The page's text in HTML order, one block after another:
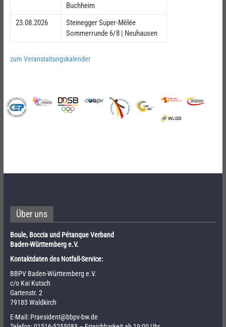
Buchheim
23.08.2026
Steinegger Super-Mêlée
Sommerrunde 6/8 | Neuhausen
zum Veranstaltungskalender
Über uns
Boule, Boccia und Pétanque Verband
Baden-Württemberg e.V.
Kontaktdaten des Notfall-Service:
BBPV Baden-Württemberg e.V.
c/o Kai Kutsch
Gartenstr. 2
79183 Waldkirch
E-Mail: Praesident@bbpv-bw.de